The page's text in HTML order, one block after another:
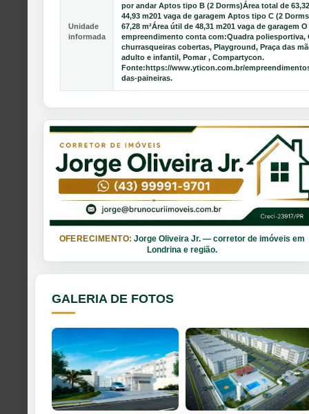
Unidade
informada
por andar Aptos tipo B (2 Dorms)Área total de
44,93 m201 vaga de garagem Aptos tipo C (2
67,28 m²Área útil de 48,31 m201 vaga de garagem O
empreendimento conta com:Quadra poliesportiva,
churrasqueiras cobertas, Playground, Praça das
adulto e infantil, Pomar , Compartycon.
Fonte:https://www.yticon.com.br/
das-paineiras.
OFERECIMENTO: Jorge Oliveira Jr. — corretor de imóveis em
Londrina e região.
GALERIA DE FOTOS